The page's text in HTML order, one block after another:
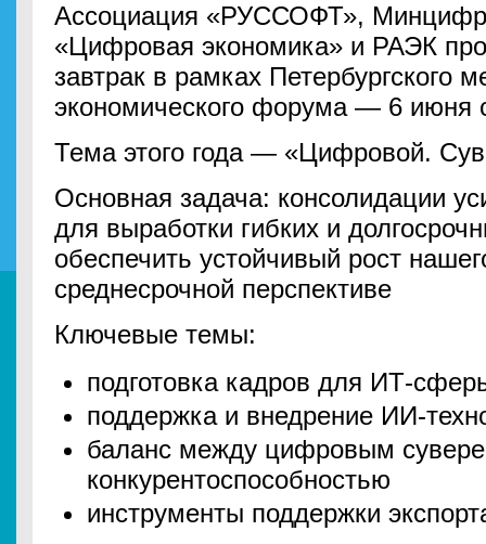
Ассоциация «РУССОФТ»,
«Цифровая экономика» и РАЭК
завтрак в рамках Петербургского
экономического форума — 6 июня
Тема этого года — «Цифровой.
Основная задача: консолидации
для выработки гибких и
обеспечить устойчивый рост
среднесрочной перспективе
Ключевые темы:
подготовка кадров для ИТ-
поддержка и внедрение ИИ-
баланс между цифровым
конкурентоспособностью
инструменты поддержки